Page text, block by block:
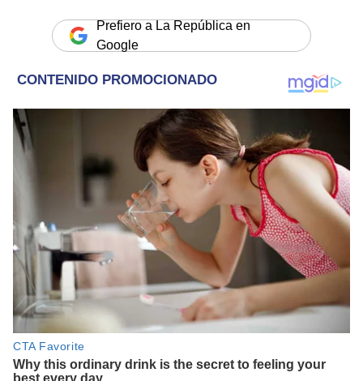
Prefiero a La República en
Google